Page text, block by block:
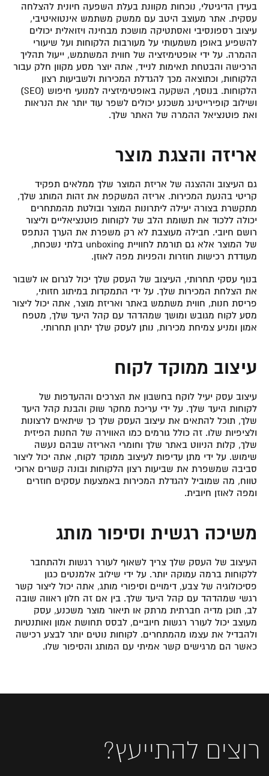
בעידן הדיגיטלי, נוכחות מקוונת בעלת השפעה חיונית להצלחה
עסקית. אתר מעוצב היטב עם ממשק משתמש אינטואיטיבי,
עיצוב רספונסיבי ואסתטיקה מושכת מבחינה ויזואלית יכולים
להשפיע באופן משמעותי על מעורבות הלקוחות ועל שיעורי
ההמרה. על ידי אופטימיזציה של חווית המשתמש, ייעול תהליך
הרכישה והבטחת תאימות לנייד, אתה יוצר מסע מקוון חלק עבור
הלקוחות, וכתוצאה מכך להגדלת המכירות ולשביעות רצון
הלקוחות. בנוסף, השקעה באופטימיזציה למנועי חיפוש (SEO)
ושילוב קופירייטינג משכנע יכולים לשפר עוד יותר את הנראות
ואת פוטנציאל ההמרה של האתר שלך.
אריזה והצגת מוצר
גם העיצוב וההצגה של אריזת המוצר שלך ממלאים תפקיד
קריטי בהנעת המכירות. אריזה המשקפת את זהות המותג שלך,
מתקשרת בצורה יעילה ליתרונות המוצר ובולטת מהמתחרים
יכולה ללכוד את תשומת הלב של לקוחות פוטנציאליים וליצור
רושם חיובי. חבילה מעוצבת לא רק משפרת את הערך הנתפס
של המוצר אלא גם תורמת לחוויית unboxing בלתי נשכחת,
מעודדת רכישות חוזרות והפניות מפה לאוזן.
בנוף עסקי תחרותי, העיצוב של העסק שלך יכול לגרום או לשבור
את הצלחת המכירות שלך. על ידי התמקדות במיתוג חזותי,
פריסת חנות, חווית משתמש באתר ואריזת מוצר, אתה יכול ליצור
מסע לקוח מגובש ומושך שמהדהד עם קהל היעד שלך, מטפח
אמון ומניע צמיחת מכירות, נותן לעסק שלך יתרון תחרותי.
עיצוב ממוקד לקוח
עיצוב עסק יעיל לוקח בחשבון את הצרכים וההעדפות של
לקוחות היעד שלך. על ידי עריכת מחקר שוק והבנת קהל היעד
שלך, תוכל להתאים את עיצוב העסק שלך כך שיתאים לרצונות
ולציפיות שלו. זה כולל גורמים כמו האווירה של החנות הפיזית
שלך, קלות הניווט באתר שלך וחומרי האריזה שבהם נעשה
שימוש. על ידי מתן עדיפות לעיצוב ממוקד לקוח, אתה יכול ליצור
סביבה שמשפרת את שביעות רצון הלקוחות ובונה קשרים ארוכי
טווח, מה שמוביל להגדלת המכירות באמצעות עסקים חוזרים
ומפה לאוזן חיובית.
משיכה רגשית וסיפור מותג
העיצוב של העסק שלך צריך לשאוף לעורר רגשות ולהתחבר
ללקוחות ברמה עמוקה יותר. על ידי שילוב אלמנטים כגון
פסיכולוגיה של צבע, דימויים וסיפורי מותג, אתה יכול ליצור קשר
רגשי שמהדהד עם קהל היעד שלך. בין אם זה חלון ראווה שובה
לב, תוכן מדיה חברתית מרתק או תיאור מוצר משכנע, עסק
מעוצב יכול לעורר רגשות חיוביים, לבסס תחושת אמון ואותנטיות
ולהבדיל את עצמו מהמתחרים. לקוחות נוטים יותר לבצע רכישה
כאשר הם מרגישים קשר אמיתי עם המותג והסיפור שלו.
רוצים להתייעץ?